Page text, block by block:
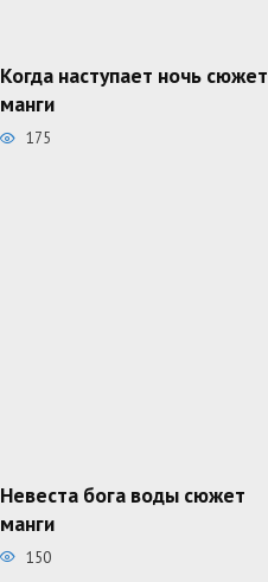
Когда наступает ночь сюжет
манги
175
Невеста бога воды сюжет
манги
150